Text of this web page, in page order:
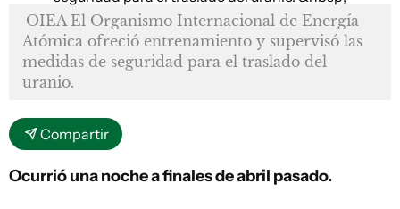
OIEA El Organismo Internacional de Energía
Atómica ofreció entrenamiento y supervisó las
medidas de seguridad para el traslado del
uranio.
Compartir
Ocurrió una noche a finales de abril pasado.